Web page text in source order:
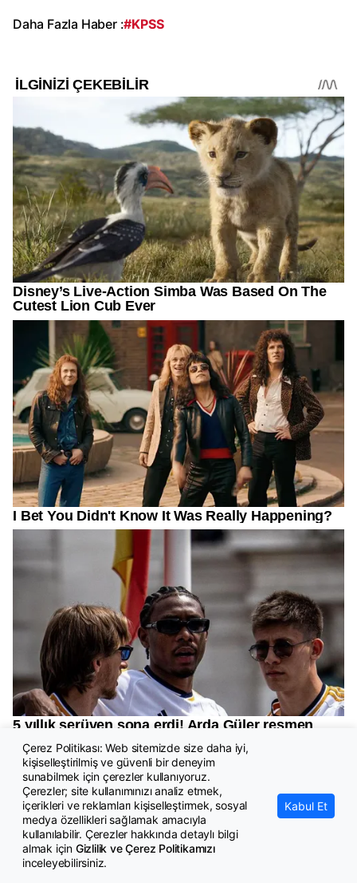
Daha Fazla Haber :#KPSS
Çerez Politikası: Web sitemizde size daha iyi,
kişiselleştirilmiş ve güvenli bir deneyim
sunabilmek için çerezler kullanıyoruz.
Çerezler; site kullanımınızı analiz etmek,
içerikleri ve reklamları kişiselleştirmek, sosyal
medya özellikleri sağlamak amacıyla
kullanılabilir. Çerezler hakkında detaylı bilgi
almak için Gizlilik ve Çerez Politikamızı
inceleyebilirsiniz.
Kabul Et